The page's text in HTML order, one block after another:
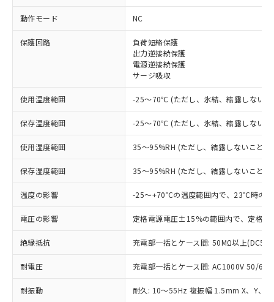
動作モード NC
保護回路
負荷短絡保護
出力逆接続保護
電源逆接続保護
サージ吸収
使用温度範囲 -25～70℃ (ただし、氷結、結露しないこ
保存温度範囲 -25～70℃ (ただし、氷結、結露しないこ
使用湿度範囲 35～95%RH (ただし、結露しないこと)
保存湿度範囲 35～95%RH (ただし、結露しないこと)
温度の影響 -25～+70℃の温度範囲内で、23℃時の
電圧の影響 定格電源電圧±15%の範囲内で、定格
絶縁抵抗 充電部一括とケース間: 50MΩ以上
耐電圧 充電部一括とケース間: AC1000V 50/
耐振動 耐久: 10～55Hz 複振幅 1.5mm X、Y、Z
ご利用条件
ご利用ください。
本サービスは、当社制御機器事業取扱
商品の当社在庫状況および標準価格
(税抜)を提供させていただくもので
本サービスの対象外となる商品もある
ことをご了承ください。
在庫状況および標準価格照会結果は、
※1 対応状況
対応済み：EU RoHS指令（10物質）の
非含有に対応した製品が提供可能な商品で
す。
有に対応した製品に切り替える予定のある
商品です。
対応予定なし：EU RoHS指令（10物質）の
非含有に非対応の商品で、対応品を出す予
調査・確認中：EU RoHS指令（10物質）の
非含有の対応状況を調査中または確認中の
商品です。
非該当品：ライセンス料など無形物で、有
害物質有無と関係のない商品です。
仕入先様の事情により、非含有部品として
いたものが、含有品と判明した場合などや
※1 中国RoHS○×表
「○」：最大均質材料含有率が中国RoHSの
基準値以下であることを示します。
「×」：最大均質材料含有率が中国RoHSの
基準値を超えていることを示します。
「－」：未確認です。当社販売部門へお問
当社は、これら貴社製品のうち、外国
為替および外国貿易法に定める商品